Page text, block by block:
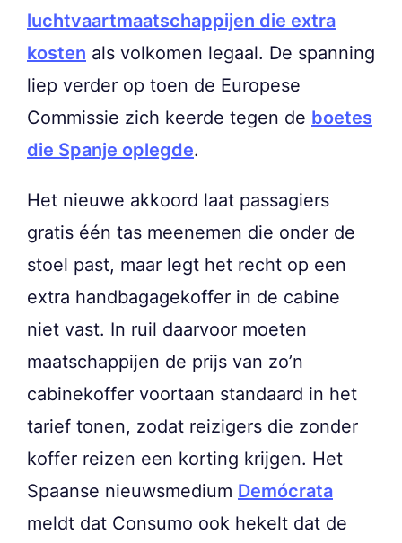
luchtvaartmaatschappijen die extra
kosten als volkomen legaal. De spanning
liep verder op toen de Europese
Commissie zich keerde tegen de boetes
die Spanje oplegde.
Het nieuwe akkoord laat passagiers
gratis één tas meenemen die onder de
stoel past, maar legt het recht op een
extra handbagagekoffer in de cabine
niet vast. In ruil daarvoor moeten
maatschappijen de prijs van zo’n
cabinekoffer voortaan standaard in het
tarief tonen, zodat reizigers die zonder
koffer reizen een korting krijgen. Het
Spaanse nieuwsmedium Demócrata
meldt dat Consumo ook hekelt dat de